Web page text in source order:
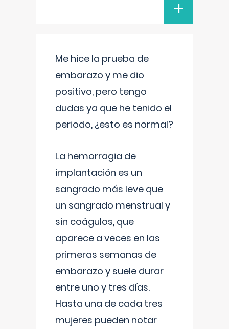
+
Me hice la prueba de
embarazo y me dio
positivo, pero tengo
dudas ya que he tenido el
periodo, ¿esto es normal?
La hemorragia de
implantación es un
sangrado más leve que
un sangrado menstrual y
sin coágulos, que
aparece a veces en las
primeras semanas de
embarazo y suele durar
entre uno y tres días.
Hasta una de cada tres
mujeres pueden notar